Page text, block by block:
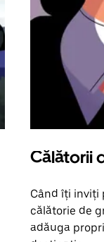
Călătorii
Când îți inviți
călătorie de
adăuga